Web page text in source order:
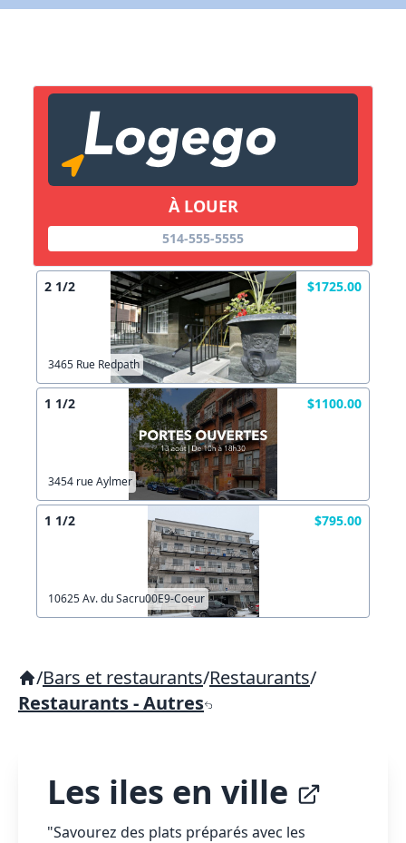
À LOUER
514-555-5555
2 1/2 $1725.00
3465 Rue Redpath
1 1/2 $1100.00
3454 rue Aylmer
1 1/2 $795.00
10625 Av. du Sacru00E9-Coeur
/Bars et restaurants/Restaurants/
Restaurants - Autres
Les iles en ville
"Savourez des plats préparés avec les
Lien vers inscription (sera inclus dans courriel)
Copier lien
X Fermer
X Fermer